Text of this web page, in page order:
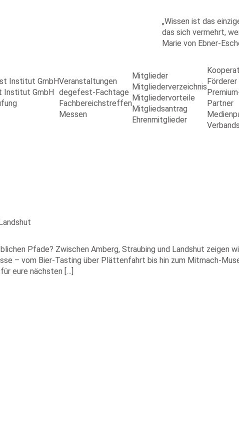
„Wissen ist das
das sich vermehrt,
Marie von Ebner-
Institut GmbH
Institut GmbH
Veranstaltungen
degefest-Fachtage
Fachbereichstreffen
Messen
Mitglieder
Mitgliederverzeichnis
Mitgliedervorteile
Mitgliedsantrag
Ehrenmitglieder
Förderer
Partner
Pfade? Zwischen Amberg, Straubing und Landshut zeigen
– vom Bier-Tasting über Plättenfahrt bis hin zum Mitmach-
eure nächsten […]